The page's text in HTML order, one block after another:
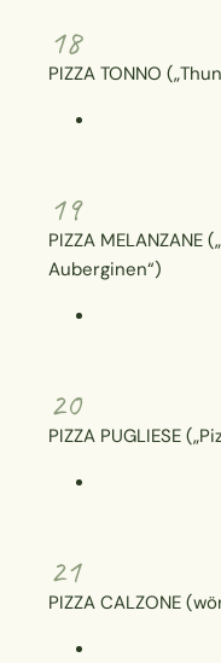
18
PIZZA TONNO
19
PIZZA MELANZANE
Auberginen“)
20
PIZZA PUGLIESE
21
PIZZA CALZONE